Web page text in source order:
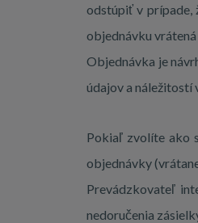
odstúpiť v prípade,
objednávku
Objednávka je
údajov a
Pokiaľ zvolíte ako
objednávky
Prevádzkovateľ
nedoručenia